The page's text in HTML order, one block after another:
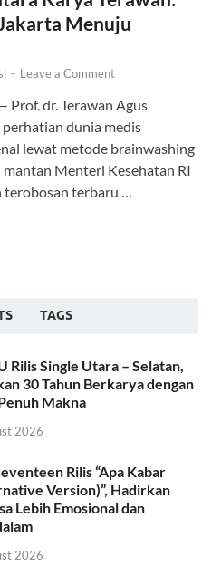
Menuju
- Leave a Comment
Prof. dr. Terawan Agus
dunia medis
lewat metode brainwashing
Menteri Kesehatan RI
terobosan terbaru …
TAGS
Rilis Single Utara – Selatan,
30 Tahun Berkarya dengan
Makna
2026
Rilis “Apa Kabar
Version)”, Hadirkan
Lebih Emosional dan
2026